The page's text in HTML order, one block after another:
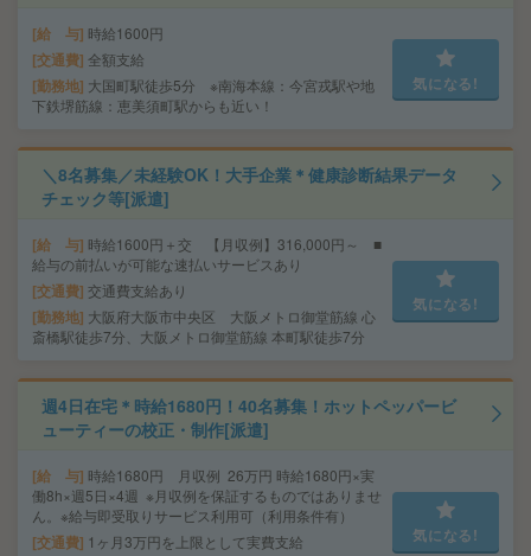
給 与 時給1600円
交通費 全額支給
勤務地 大国町駅徒歩5分 ※南海本線：今宮戎駅や地
下鉄堺筋線：恵美須町駅からも近い！
気になる!
＼8名募集／未経験OK！大手企業＊健康診断結果データ
チェック等[派遣]
給 与 時給1600円＋交 【月収例】316,000円～ ■
給与の前払いが可能な速払いサービスあり
交通費 交通費支給あり
勤務地 大阪府大阪市中央区 大阪メトロ御堂筋線 心
斎橋駅徒歩7分、大阪メトロ御堂筋線 本町駅徒歩7分
気になる!
週4日在宅＊時給1680円！40名募集！ホットペッパービ
ューティーの校正・制作[派遣]
給 与 時給1680円 月収例 26万円 時給1680円×実
働8h×週5日×4週 ※月収例を保証するものではありませ
ん。※給与即受取りサービス利用可（利用条件有）
交通費 1ヶ月3万円を上限として実費支給 気になる!